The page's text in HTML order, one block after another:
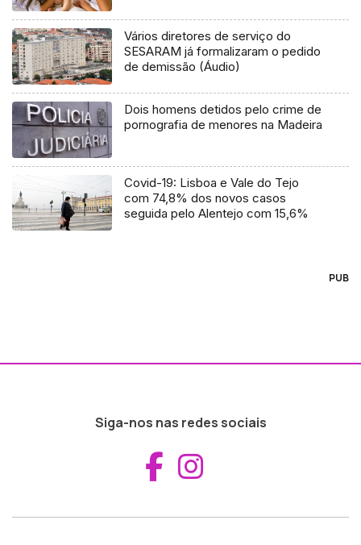
Vários diretores de serviço do
SESARAM já formalizaram o pedido
de demissão (Áudio)
Dois homens detidos pelo crime de
pornografia de menores na Madeira
Covid-19: Lisboa e Vale do Tejo
com 74,8% dos novos casos
seguida pelo Alentejo com 15,6%
PUB
Siga-nos nas redes sociais
Aceder ao